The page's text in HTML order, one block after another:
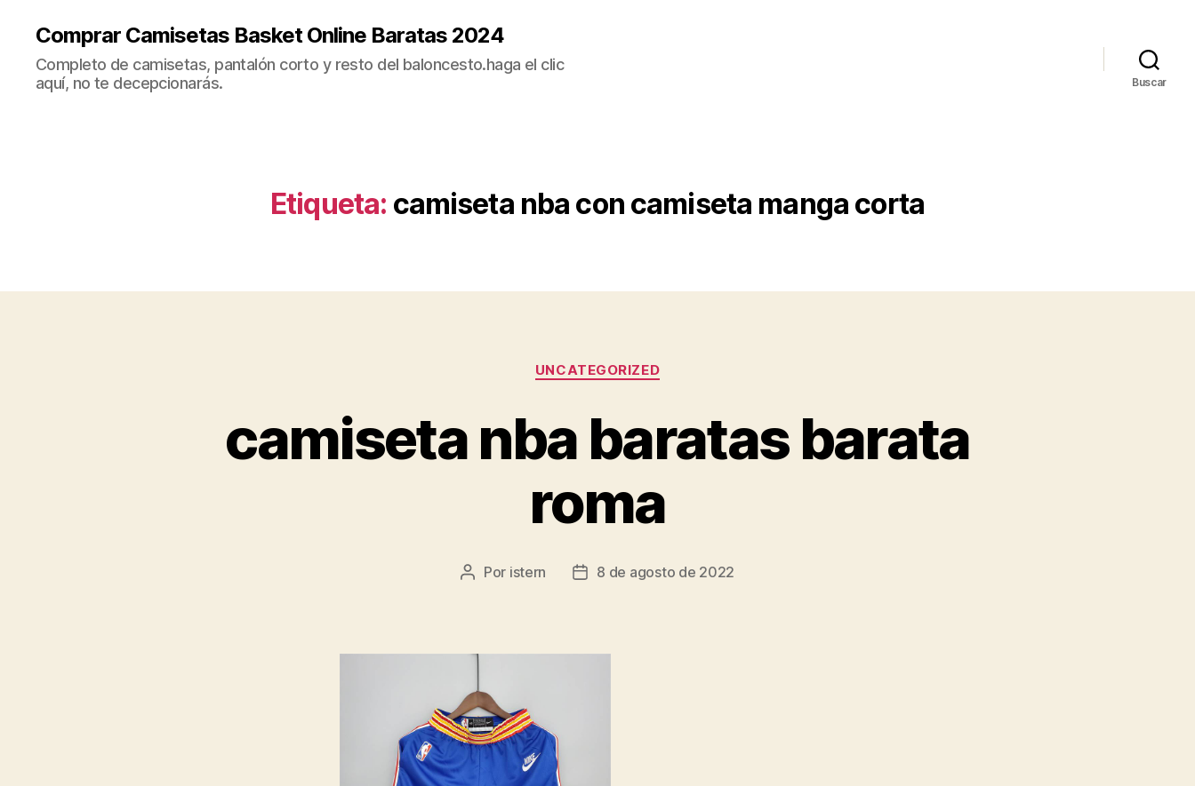
Comprar Camisetas Basket Online Baratas 2024
Completo de camisetas, pantalón corto y resto del baloncesto.haga el clic
aquí, no te decepcionarás.
Buscar
Etiqueta: camiseta nba con camiseta manga corta
Categorías
UNCATEGORIZED
camiseta nba baratas barata
roma
Autor
Por istern
Fecha8 de agosto de 2022